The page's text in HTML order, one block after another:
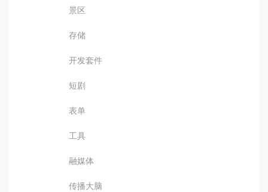
景区
存储
开发套件
短剧
表单
工具
融媒体
传播大脑